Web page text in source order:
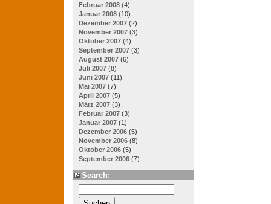
Februar 2008 (4)
Januar 2008 (10)
Dezember 2007 (2)
November 2007 (3)
Oktober 2007 (4)
September 2007 (3)
August 2007 (6)
Juli 2007 (8)
Juni 2007 (11)
Mai 2007 (7)
April 2007 (5)
März 2007 (3)
Februar 2007 (3)
Januar 2007 (1)
Dezember 2006 (5)
November 2006 (8)
Oktober 2006 (5)
September 2006 (7)
Search: